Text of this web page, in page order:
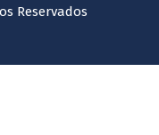
Reservados